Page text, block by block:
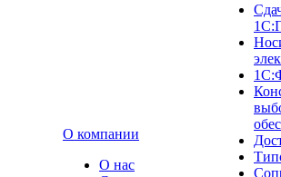
О компании
О нас